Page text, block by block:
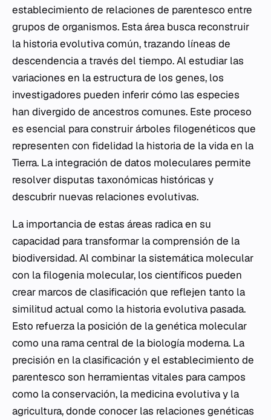
establecimiento de relaciones de parentesco entre
grupos de organismos. Esta área busca reconstruir
la historia evolutiva común, trazando líneas de
descendencia a través del tiempo. Al estudiar las
variaciones en la estructura de los genes, los
investigadores pueden inferir cómo las especies
han divergido de ancestros comunes. Este proceso
es esencial para construir árboles filogenéticos que
representen con fidelidad la historia de la vida en la
Tierra. La integración de datos moleculares permite
resolver disputas taxonómicas históricas y
descubrir nuevas relaciones evolutivas.
La importancia de estas áreas radica en su
capacidad para transformar la comprensión de la
biodiversidad. Al combinar la sistemática molecular
con la filogenia molecular, los científicos pueden
crear marcos de clasificación que reflejen tanto la
similitud actual como la historia evolutiva pasada.
Esto refuerza la posición de la genética molecular
como una rama central de la biología moderna. La
precisión en la clasificación y el establecimiento de
parentesco son herramientas vitales para campos
como la conservación, la medicina evolutiva y la
agricultura, donde conocer las relaciones genéticas